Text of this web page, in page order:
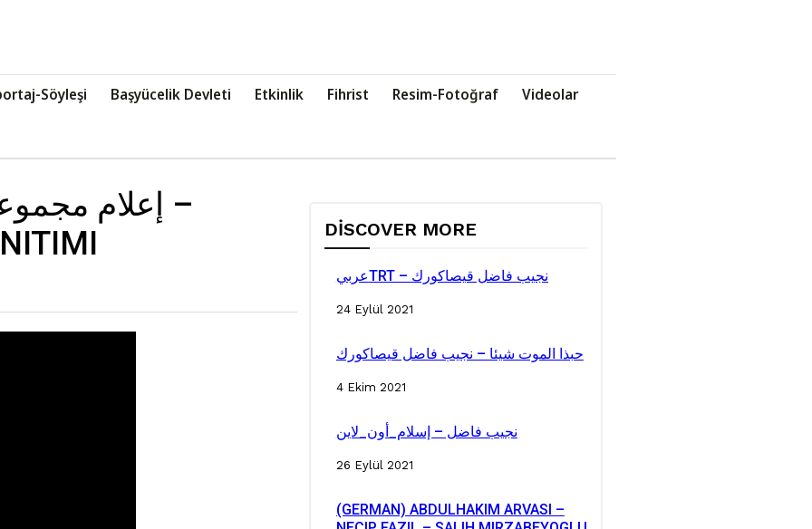
Söyleşi Başyücelik Devleti Etkinlik Fihrist Resim-Fotoğraf Videolar
إعلام
DISCOVER MORE
عربيTRT – نجيب فاضل قيصاكورك
24 Eylül 2021
حبذا الموت شيئا – نجيب فاضل قيصاكورك
4 Ekim 2021
نجيب فاضل – إسلام_أون_لاين
26 Eylül 2021
(GERMAN) ABDULHAKIM ARVASI –